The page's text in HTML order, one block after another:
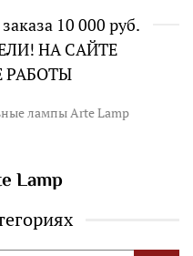
10 000 руб.
НА САЙТЕ
РАБОТЫ
лампы Arte Lamp
Lamp